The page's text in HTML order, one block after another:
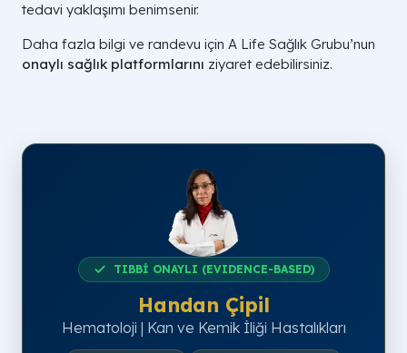
tedavi yaklaşımı benimsenir.
Daha fazla bilgi ve randevu için A Life Sağlık Grubu’nun
onaylı sağlık platformlarını ziyaret edebilirsiniz.
TIBBİ ONAYLI (EVIDENCE-BASED)
Handan Çipil
Hematoloji | Kan ve Kemik İliği Hastalıkları